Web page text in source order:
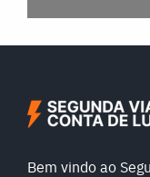
Bem vindo ao